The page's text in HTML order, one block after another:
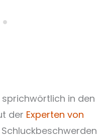
in den
der Experten von